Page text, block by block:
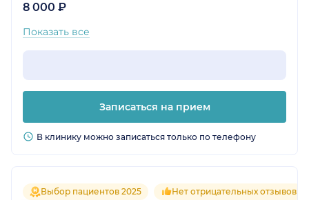
8 000 ₽
Показать все
Записаться на прием
В клинику можно записаться только по телефону
Выбор пациентов 2025 Нет отрицательных отзывов